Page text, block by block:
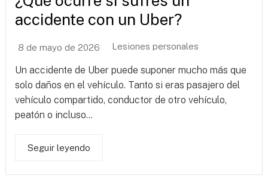
accidente con un Uber?
8 de mayo de 2026 Lesiones personales
Un accidente de Uber puede suponer mucho más que
solo daños en el vehículo. Tanto si eras pasajero del
vehículo compartido, conductor de otro vehículo,
peatón o incluso...
Seguir leyendo